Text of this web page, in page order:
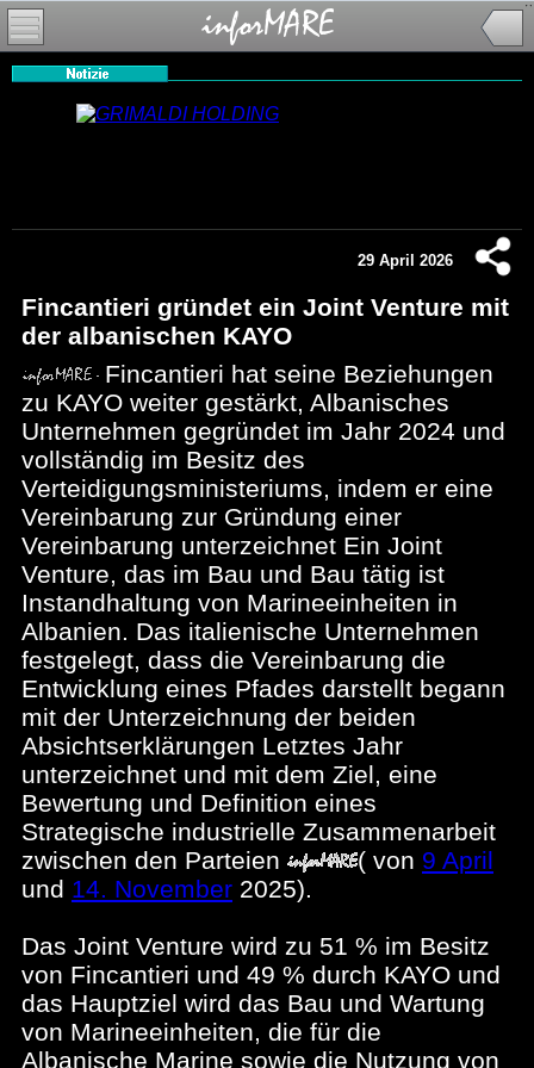
29 April 2026
Fincantieri gründet ein Joint Venture mit
der albanischen KAYO
Fincantieri hat seine Beziehungen
zu KAYO weiter gestärkt, Albanisches
Unternehmen gegründet im Jahr 2024 und
vollständig im Besitz des
Verteidigungsministeriums, indem er eine
Vereinbarung zur Gründung einer
Vereinbarung unterzeichnet Ein Joint
Venture, das im Bau und Bau tätig ist
Instandhaltung von Marineeinheiten in
Albanien. Das italienische Unternehmen
festgelegt, dass die Vereinbarung die
Entwicklung eines Pfades darstellt begann
mit der Unterzeichnung der beiden
Absichtserklärungen Letztes Jahr
unterzeichnet und mit dem Ziel, eine
Bewertung und Definition eines
Strategische industrielle Zusammenarbeit
zwischen den Parteien
( von 9 April
und 14. November 2025).
Das Joint Venture wird zu 51 % im Besitz
von Fincantieri und 49 % durch KAYO und
das Hauptziel wird das Bau und Wartung
von Marineeinheiten, die für die
Albanische Marine sowie die Nutzung von